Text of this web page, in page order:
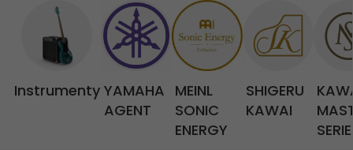
Instrumenty YAMAHA
AGENT
MEINL
SONIC
ENERGY
SHIGERU
KAWAI